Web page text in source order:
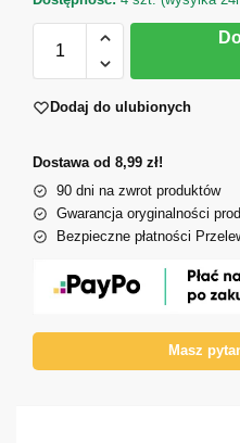
Dodaj do ulubionych
Dostawa od 8,99 zł!
90 dni na zwrot produktów
Gwarancja oryginalności
Bezpieczne płatności
Masz